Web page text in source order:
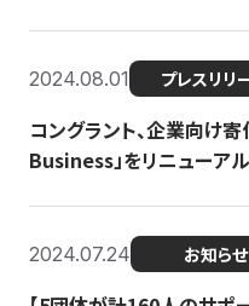
2024.08.01 プレスリリ
コングラント、企業向け
Business」をリニューア
2024.07.24 お知らせ